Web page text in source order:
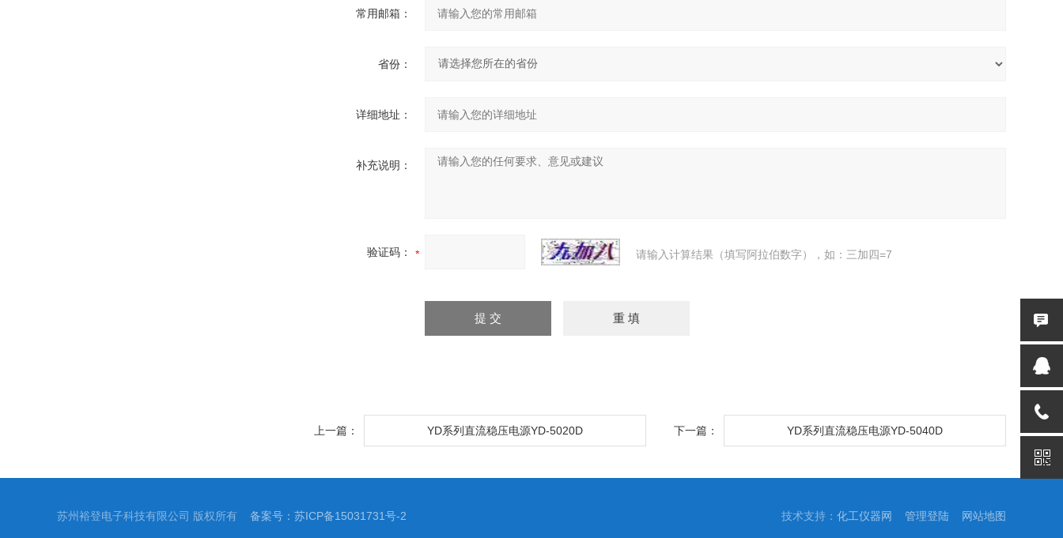
常用邮箱：
省份：
详细地址：
补充说明：
验证码： 请输入计算结果（填写阿拉伯数字），如：三加四=7
上一篇： YD系列直流稳压电源YD-5020D 下一篇： YD系列直流稳压电源YD-5040D
苏州裕登电子科技有限公司 版权所有 备案号：苏ICP备15031731号-2 技术支持： 化工仪器网 管理登陆 网站地图